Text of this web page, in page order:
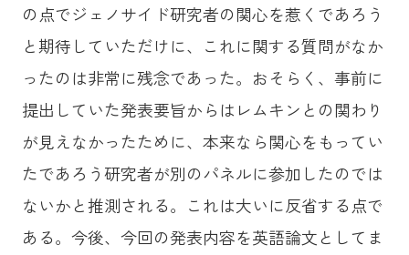
の点でジェノサイド研究者の関心を惹くであろう
と期待していただけに、これに関する質問がなか
ったのは非常に残念であった。おそらく、事前に
提出していた発表要旨からはレムキンとの関わり
が見えなかったために、本来なら関心をもってい
たであろう研究者が別のパネルに参加したのでは
ないかと推測される。これは大いに反省する点で
ある。今後、今回の発表内容を英語論文としてま